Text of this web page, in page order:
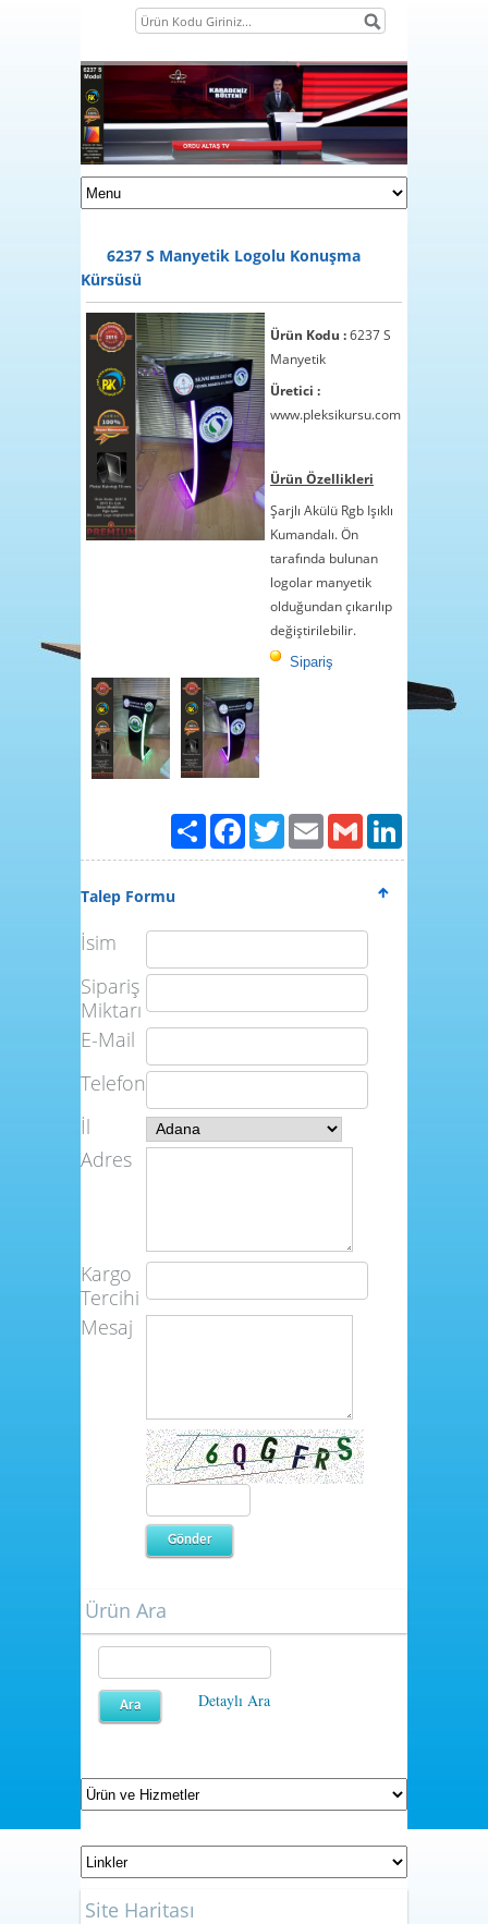
6237 S Manyetik Logolu Konuşma
Kürsüsü
Ürün Kodu :6237 S
Manyetik
Üretici :
www.pleksikursu.com
Ürün Özellikleri
Şarjlı Akülü Rgb Işıklı
Kumandalı. Ön
tarafında bulunan
logolar manyetik
olduğundan çıkarılıp
değiştirilebilir.
Sipariş
PaylaşFacebook
TwitterEmailGmail
Talep Formu
İsim
Sipariş
Miktarı
E-Mail
Telefon
İl
Adres
Kargo
Tercihi
Mesaj
Ürün Ara
Detaylı Ara
Site Haritası